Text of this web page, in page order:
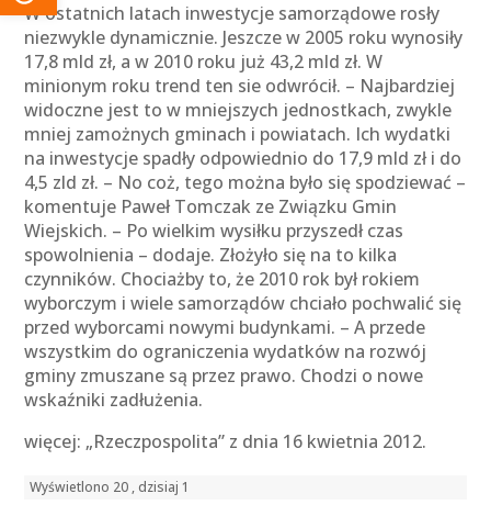
W ostatnich latach inwestycje samorządowe rosły
niezwykle dynamicznie. Jeszcze w 2005 roku wynosiły
17,8 mld zł, a w 2010 roku już 43,2 mld zł. W
minionym roku trend ten sie odwrócił. – Najbardziej
widoczne jest to w mniejszych jednostkach, zwykle
mniej zamożnych gminach i powiatach. Ich wydatki
na inwestycje spadły odpowiednio do 17,9 mld zł i do
4,5 zld zł. – No coż, tego można było się spodziewać –
komentuje Paweł Tomczak ze Związku Gmin
Wiejskich. – Po wielkim wysiłku przyszedł czas
spowolnienia – dodaje. Złożyło się na to kilka
czynników. Chociażby to, że 2010 rok był rokiem
wyborczym i wiele samorządów chciało pochwalić się
przed wyborcami nowymi budynkami. – A przede
wszystkim do ograniczenia wydatków na rozwój
gminy zmuszane są przez prawo. Chodzi o nowe
wskaźniki zadłużenia.
więcej: „Rzeczpospolita” z dnia 16 kwietnia 2012.
Wyświetlono 20 , dzisiaj 1